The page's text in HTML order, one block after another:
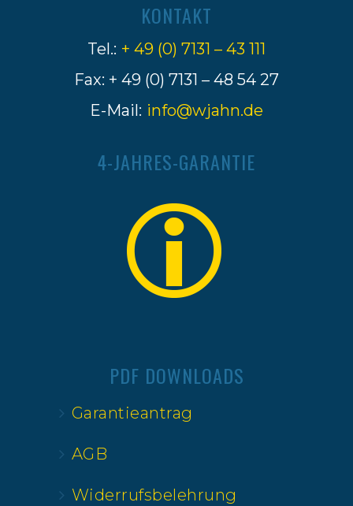
KONTAKT
Tel.: + 49 (0) 7131 – 43 111
Fax: + 49 (0) 7131 – 48 54 27
E-Mail: info@wjahn.de
4-JAHRES-GARANTIE
PDF DOWNLOADS
Garantieantrag
AGB
Widerrufsbelehrung